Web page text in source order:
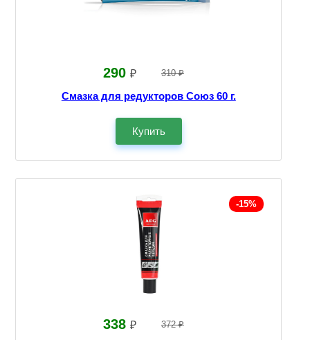
290 ₽ 310 ₽
Смазка для редукторов Союз 60 г.
Купить
-15%
338 ₽ 372 ₽